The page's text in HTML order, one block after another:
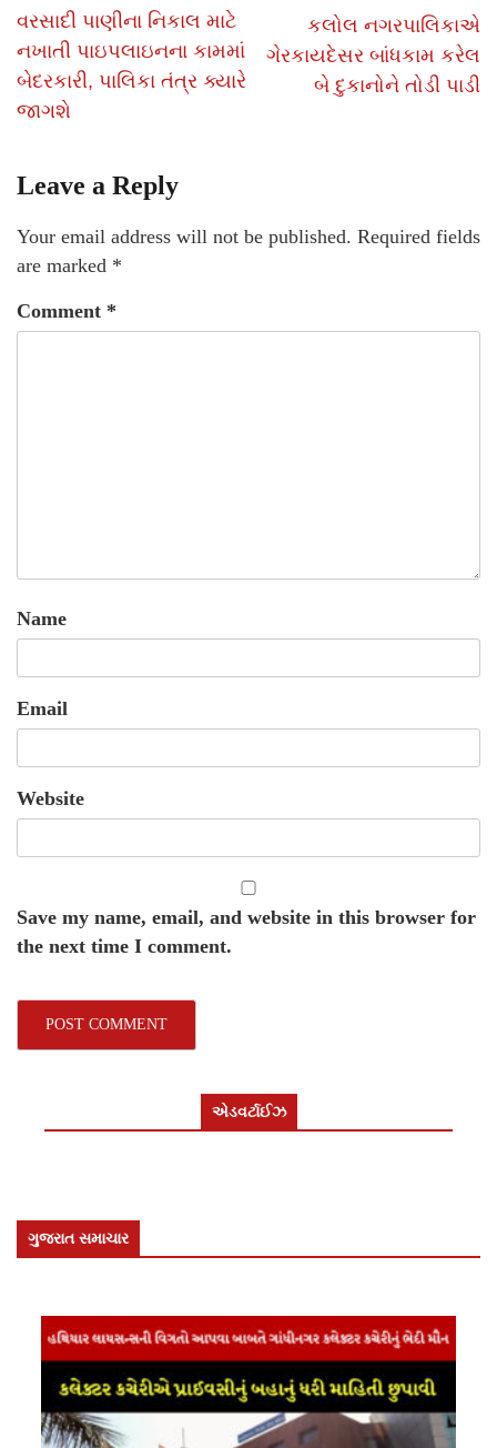
વરસાદી પાણીના નિકાલ માટે
નખાતી પાઇપલાઇનના કામમાં
બેદરકારી, પાલિકા તંત્ર ક્યારે
જાગશે
કલોલ નગરપાલિકાએ
ગેરકાયદેસર બાંધકામ કરેલ
બે દુકાનોને તોડી પાડી
Leave a Reply
Your email address will not be published. Required fields
are marked *
Comment *
Name
Email
Website
Save my name, email, and website in this browser for
the next time I comment.
એડવર્ટાઈઝ
ગુજરાત સમાચાર